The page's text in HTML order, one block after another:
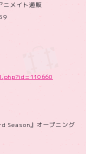
ニメイト通販
Season』オープニング